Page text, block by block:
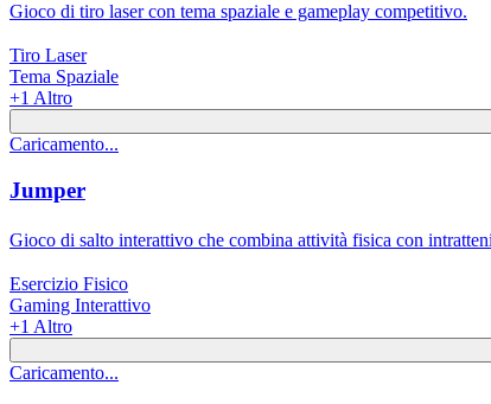
Gioco di tiro laser con tema spaziale e gameplay competitivo.
Tiro Laser
Tema Spaziale
+1 Altro
Caricamento...
Jumper
Gioco di salto interattivo che combina attività fisica con
Esercizio Fisico
Gaming Interattivo
+1 Altro
Caricamento...